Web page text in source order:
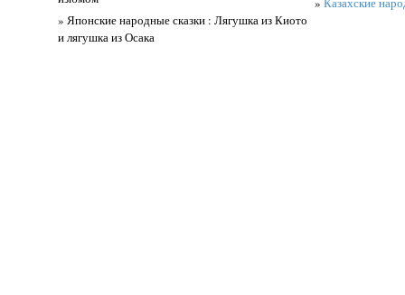
» Японские народные сказки : Лягушка из Киото
и лягушка из Осака